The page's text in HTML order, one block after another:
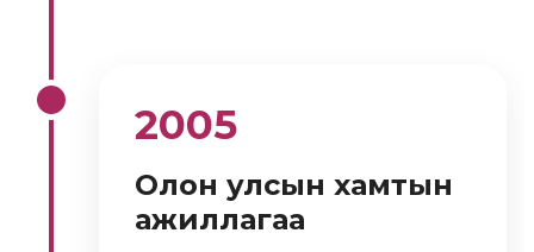
2005
Олон улсын хамтын
ажиллагаа